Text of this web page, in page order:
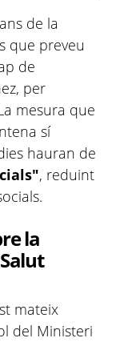
de la
que preveu
de
per
mesura que
sí
hauran de
, reduint
la
mateix
del Ministeri